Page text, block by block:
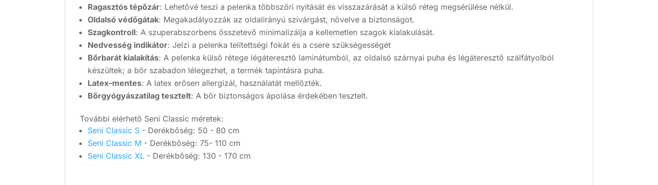
Ragasztós tépőzár: Lehetővé teszi a pelenka többszöri nyitását és visszazárását a külső réteg megsérülése nélkül.
Oldalsó védőgátak: Megakadályozzák az oldalirányú szivárgást, növelve a biztonságot.
Szagkontroll: A szuperabszorbens összetevő minimalizálja a kellemetlen szagok kialakulását.
Nedvesség indikátor: Jelzi a pelenka telítettségi fokát és a csere szükségességét
Bőrbarát kialakítás: A pelenka külső rétege légáteresztő laminátumból, az oldalsó szárnyai puha és légáteresztő szálfátyolból
készültek; a bőr szabadon lélegezhet, a termék tapintásra puha.
Latex-mentes: A latex erősen allergizál, használatát mellőzték.
Bőrgyógyászatilag tesztelt: A bőr biztonságos ápolása érdekében tesztelt.
További elérhető Seni Classic méretek:
Seni Classic S - Derékbőség: 50 - 80 cm
Seni Classic M - Derékbőség: 75- 110 cm
Seni Classic XL - Derékbőség: 130 - 170 cm